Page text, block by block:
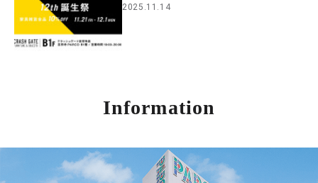
2025.11.14
Information